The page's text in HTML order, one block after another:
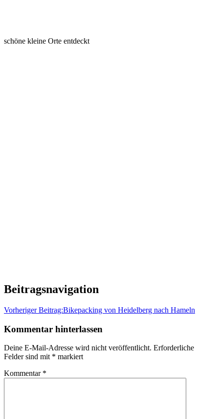
schöne kleine Orte entdeckt
Beitragsnavigation
Vorheriger Beitrag:Bikepacking von Heidelberg nach Hameln
Kommentar hinterlassen
Deine E-Mail-Adresse wird nicht veröffentlicht. Erforderliche
Felder sind mit * markiert
Kommentar *